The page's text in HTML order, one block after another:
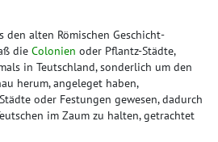
den alten Römischen Geschicht-
die Colonien oder Pflantz-Städte,
in Teutschland, sonderlich um den
herum, angeleget haben,
oder Festungen gewesen, dadurch
im Zaum zu halten, getrachtet